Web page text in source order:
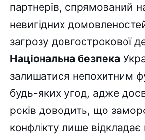
партнерів, спрямований
невигідних
загрозу довгострокової
Національна безпека
залишатися непохитним
будь-яких угод, адже
років доводить, що
конфлікту лише